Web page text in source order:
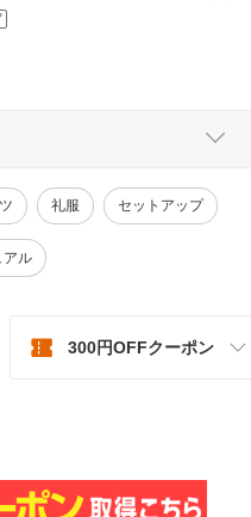
礼服 セットアップ
アル
300円OFFクーポン